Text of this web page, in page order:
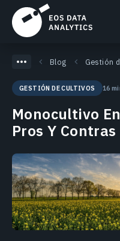
Blog Gestión
GESTIÓN DE CULTIVOS 16
Monocultivo
Pros Y Contras